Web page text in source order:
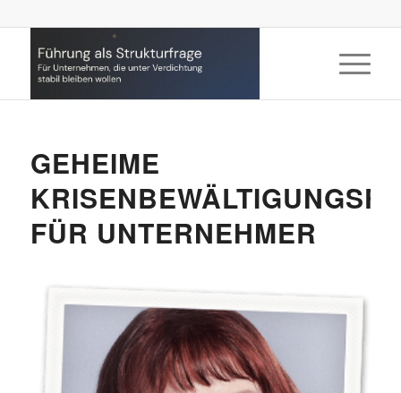
GEHEIME
FÜR UNTERNEHMER